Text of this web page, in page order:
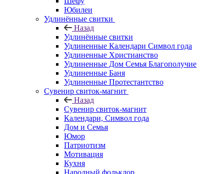
Юбилеи
Удлинённые свитки
Назад
Удлинённые свитки
Удлиненные Календари Символ года
Удлиненные Христианство
Удлиненные Дом Семья Благополучие
Удлиненные Баня
Удлиненные Протестантство
Сувенир свиток-магнит
Назад
Сувенир свиток-магнит
Календари, Символ года
Дом и Семья
Юмор
Патриотизм
Мотивация
Кухня
Народный фольклор